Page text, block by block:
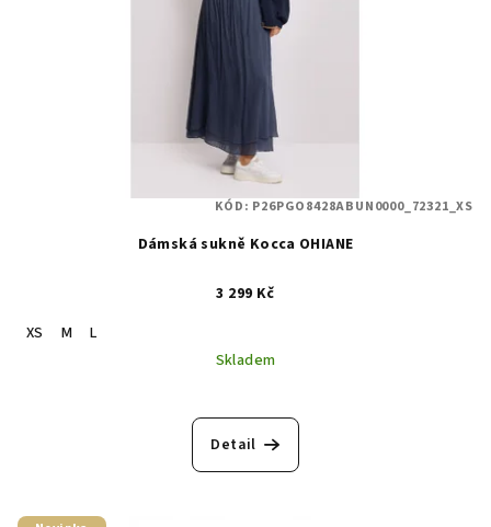
Dámská sukně Kocca OHIANE
3 299 Kč
XS
M
L
Skladem
Detail
KÓD: P26PGO8428ABUN0000_72321_XS